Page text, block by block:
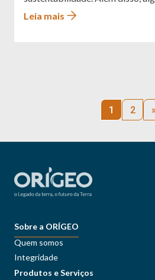
Leia mais
de
1 2 »
Sobre a ORÍGEO
Quem somos
Integridade
Produtos e Serviços